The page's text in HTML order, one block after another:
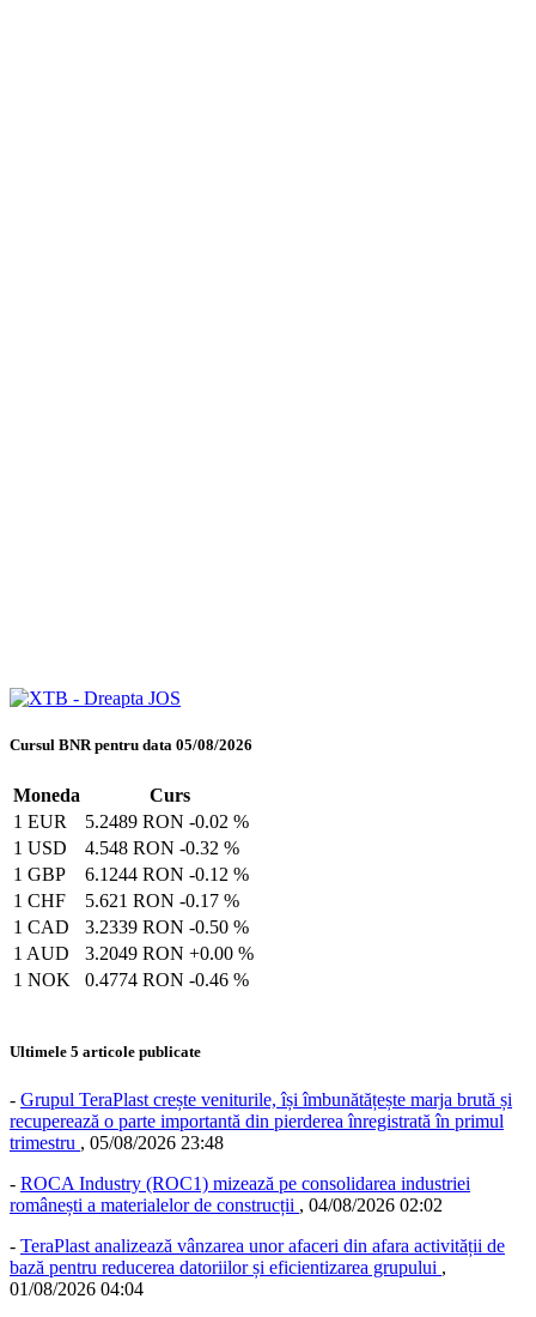
Cursul BNR pentru data 05/08/2026
Moneda
Curs
1 EUR
5.2489 RON -0.02 %
1 USD
4.548 RON -0.32 %
1 GBP
6.1244 RON -0.12 %
1 CHF
5.621 RON -0.17 %
1 CAD
3.2339 RON -0.50 %
1 AUD
3.2049 RON +0.00 %
1 NOK
0.4774 RON -0.46 %
Ultimele 5 articole publicate
- Grupul TeraPlast crește veniturile, își îmbunătățește marja brută și
recuperează o parte importantă din pierderea înregistrată în primul
trimestru , 05/08/2026 23:48
- ROCA Industry (ROC1) mizează pe consolidarea industriei
românești a materialelor de construcții , 04/08/2026 02:02
- TeraPlast analizează vânzarea unor afaceri din afara activității de
bază pentru reducerea datoriilor și eficientizarea grupului ,
01/08/2026 04:04